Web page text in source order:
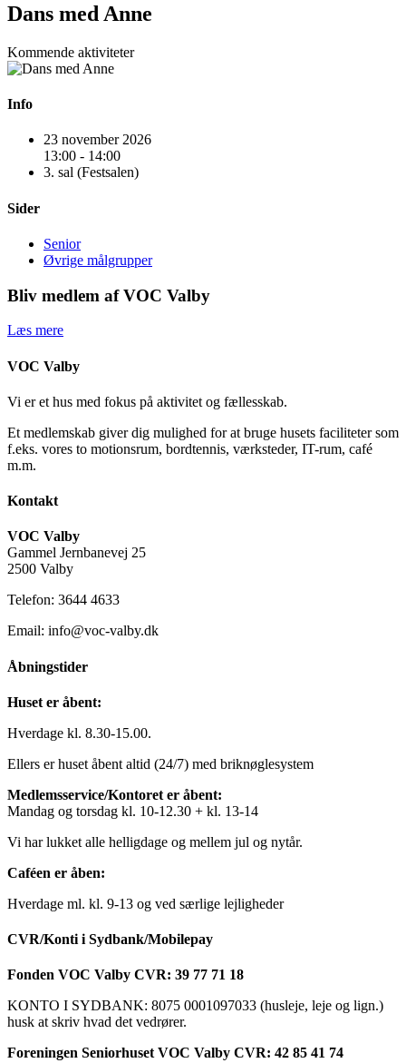
Dans med Anne
Kommende aktiviteter
Info
23 november 2026
13:00 - 14:00
3. sal (Festsalen)
Sider
Senior
Øvrige målgrupper
Bliv medlem af VOC Valby
Læs mere
VOC Valby
Vi er et hus med fokus på aktivitet og fællesskab.
Et medlemskab giver dig mulighed for at bruge husets faciliteter som
f.eks. vores to motionsrum, bordtennis, værksteder, IT-rum, café
m.m.
Kontakt
VOC Valby
Gammel Jernbanevej 25
2500 Valby
Telefon: 3644 4633
Email: info@voc-valby.dk
Åbningstider
Huset er åbent:
Hverdage kl. 8.30-15.00.
Ellers er huset åbent altid (24/7) med briknøglesystem
Medlemsservice/Kontoret er åbent:
Mandag og torsdag kl. 10-12.30 + kl. 13-14
Vi har lukket alle helligdage og mellem jul og nytår.
Caféen er åben:
Hverdage ml. kl. 9-13 og ved særlige lejligheder
CVR/Konti i Sydbank/Mobilepay
Fonden VOC Valby CVR: 39 77 71 18
KONTO I SYDBANK: 8075 0001097033 (husleje, leje og lign.)
husk at skriv hvad det vedrører.
Foreningen Seniorhuset VOC Valby CVR: 42 85 41 74